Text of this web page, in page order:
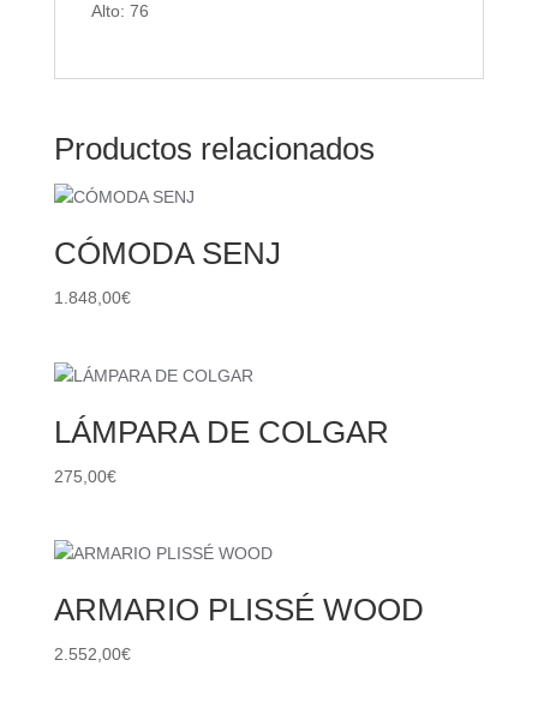
Alto: 76
Productos relacionados
CÓMODA SENJ
1.848,00€
LÁMPARA DE COLGAR
275,00€
ARMARIO PLISSÉ WOOD
2.552,00€